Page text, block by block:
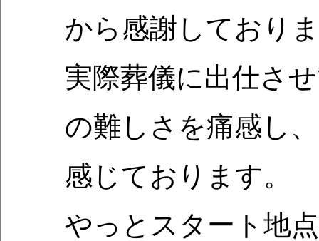
から感謝しており
実際葬儀に出仕さ
の難しさを痛感し
感じております。
やっとスタート地